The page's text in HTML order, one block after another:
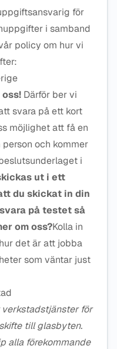
för
i samband
policy om hur vi
Därför ber vi
svara på ett kort
möjlighet att få en
och kommer
i
ut i ett
du skickat in din
på testet så
om oss?Kolla in
det är att jobba
som väntar just
för
till glasbyten.
alla förekommande